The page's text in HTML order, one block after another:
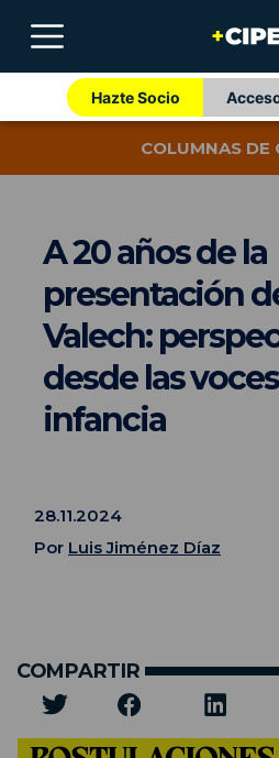
Hazte Socio
COLUMNAS DE
A 20 años de la
presentación
Valech:
desde las
infancia
28.11.2024
Por Luis Jiménez Díaz
COMPARTIR